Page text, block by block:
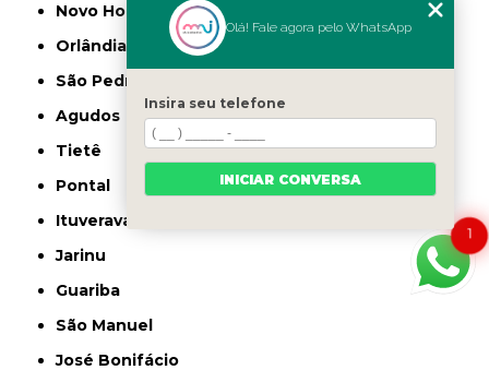
Novo Horizonte
Orlândia
São Pedro
Agudos
Tietê
Pontal
Ituverava
Jarinu
Guariba
São Manuel
José Bonifácio
1
Olá! Fale agora pelo WhatsApp
Insira seu telefone
INICIAR CONVERSA